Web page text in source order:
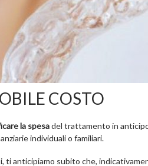
COSTO
la spesadel trattamento in
individuali o familiari.
ti anticipiamo subito che,